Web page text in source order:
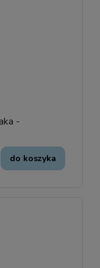
-
do koszyka